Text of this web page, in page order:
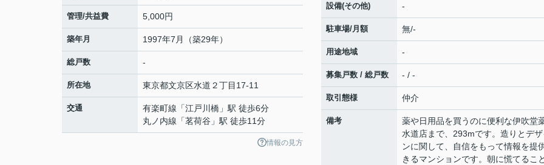
管理/共益費 5,000円
築年月 1997年7月（築29年）
総戸数 -
所在地 東京都文京区水道 ２丁目17-11
交通 有楽町線 「江戸川橋 」駅 徒歩6分
丸ノ内線 「茗荷谷 」駅 徒歩11分
情報の見方
設備(その他) -
駐車場/月額 無/-
用途地域 -
募集戸数 / 総戸数 - / -
取引態様 仲介
備考
薬や日用品を買うのに便利な伊吹堂
水道店まで、293mです。造りとデ
ンに関して、自信をもって情報を提
きるマンションです。朝に慌てるこ